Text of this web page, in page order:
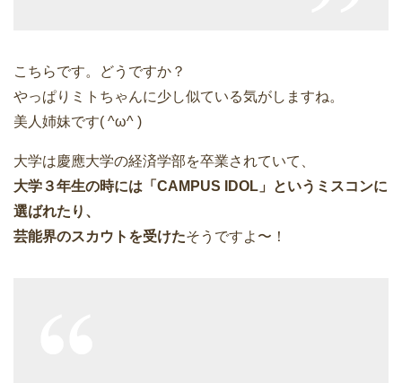
こちらです。どうですか？
やっぱりミトちゃんに少し似ている気がしますね。
美人姉妹です( ^ω^ )
大学は慶應大学の経済学部を卒業されていて、
大学３年生の時には「CAMPUS IDOL」というミスコンに
選ばれたり、
芸能界のスカウトを受けたそうですよ〜！